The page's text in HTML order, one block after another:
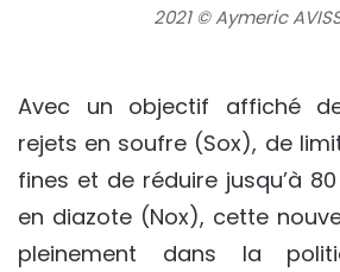
2021 © Aymeric
Avec un objectif affiché
rejets en soufre (Sox), de
fines et de réduire jusqu’à
en diazote (Nox), cette
pleinement dans la